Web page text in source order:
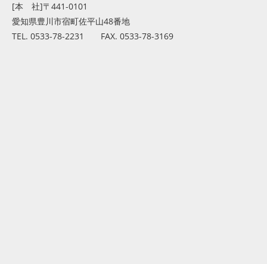
[本 社]〒441-0101
愛知県豊川市宿町佐平山48番地
TEL. 0533-78-2231 FAX. 0533-78-3169